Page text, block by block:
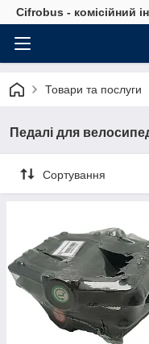
Cifrobus - комiсiйний
Товари та послуги
Педалі для
Сортування